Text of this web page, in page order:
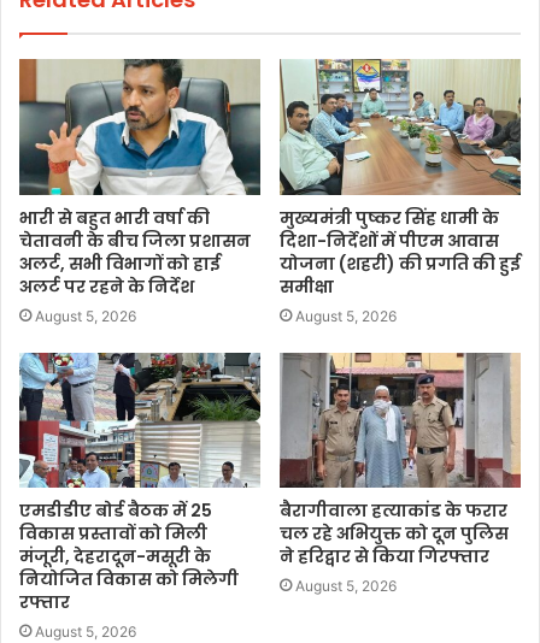
भारी से बहुत भारी वर्षा की
चेतावनी के बीच जिला प्रशासन
अलर्ट, सभी विभागों को हाई
अलर्ट पर रहने के निर्देश
August 5, 2026
मुख्यमंत्री पुष्कर सिंह धामी के
दिशा-निर्देशों में पीएम आवास
योजना (शहरी) की प्रगति की हुई
समीक्षा
August 5, 2026
एमडीडीए बोर्ड बैठक में 25
विकास प्रस्तावों को मिली
मंजूरी, देहरादून-मसूरी के
नियोजित विकास को मिलेगी
रफ्तार
August 5, 2026
बैरागीवाला हत्याकांड के फरार
चल रहे अभियुक्त को दून पुलिस
ने हरिद्वार से किया गिरफ्तार
August 5, 2026